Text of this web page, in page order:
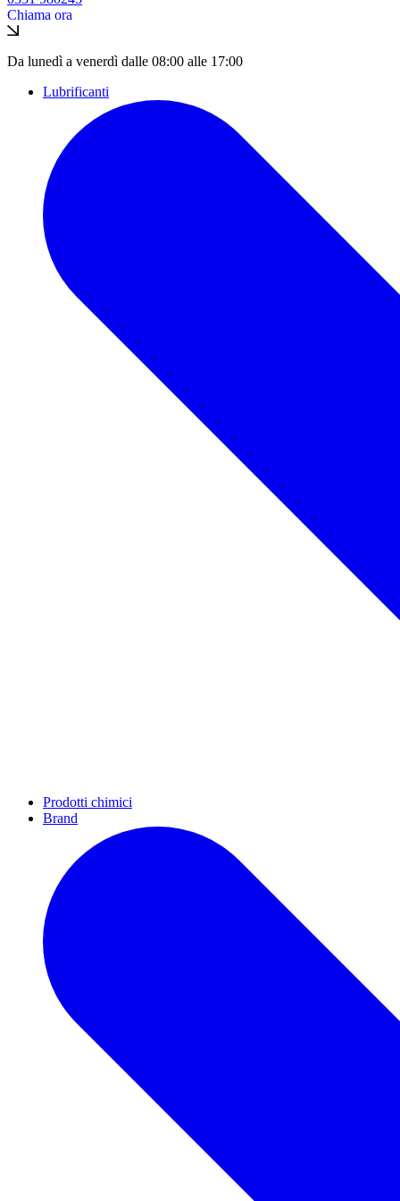
Chiama ora
Da lunedì a venerdì dalle 08:00 alle 17:00
Lubrificanti
Prodotti chimici
Brand